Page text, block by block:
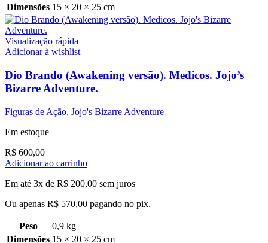
Dimensões 15 × 20 × 25 cm
Visualização rápida
Adicionar à wishlist
Dio Brando (Awakening versão). Medicos. Jojo’s
Bizarre Adventure.
Figuras de Ação, Jojo's Bizarre Adventure
Em estoque
R$ 600,00
Adicionar ao carrinho
Em até 3x de R$ 200,00 sem juros
Ou apenas R$ 570,00 pagando no pix.
Peso
0,9 kg
Dimensões 15 × 20 × 25 cm